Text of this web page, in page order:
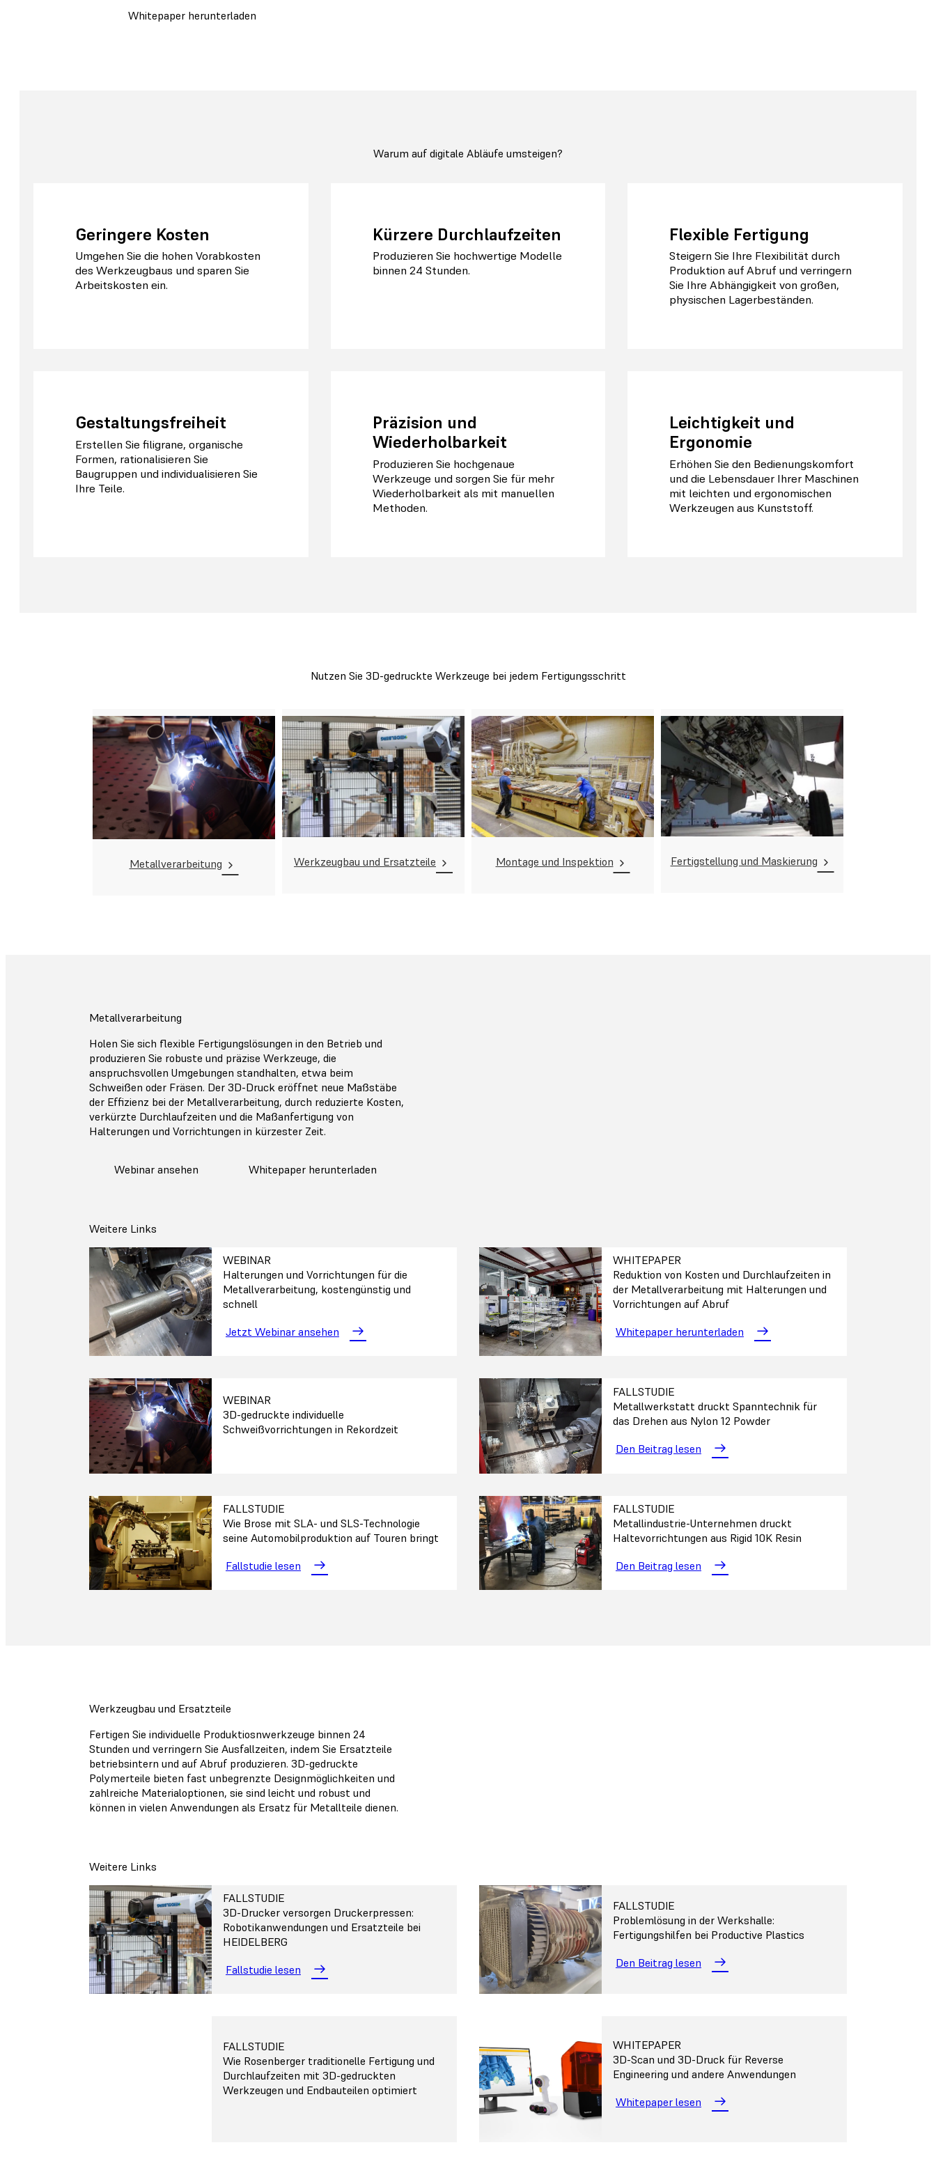
Whitepaper herunterladen
Warum auf digitale Abläufe umsteigen?
Geringere Kosten
Umgehen Sie die hohen Vorabkosten
des Werkzeugbaus und sparen Sie
Arbeitskosten ein.
Kürzere Durchlaufzeiten
Produzieren Sie hochwertige Modelle
binnen 24 Stunden.
Flexible Fertigung
Steigern Sie Ihre Flexibilität durch
Produktion auf Abruf und verringern
Sie Ihre Abhängigkeit von großen,
physischen Lagerbeständen.
Gestaltungsfreiheit
Erstellen Sie filigrane, organische
Formen, rationalisieren Sie
Baugruppen und individualisieren Sie
Ihre Teile.
Präzision und
Wiederholbarkeit
Produzieren Sie hochgenaue
Werkzeuge und sorgen Sie für mehr
Wiederholbarkeit als mit manuellen
Methoden.
Leichtigkeit und
Ergonomie
Erhöhen Sie den Bedienungskomfort
und die Lebensdauer Ihrer Maschinen
mit leichten und ergonomischen
Werkzeugen aus Kunststoff.
Nutzen Sie 3D-gedruckte Werkzeuge bei jedem Fertigungsschritt
Metallverarbeitung Werkzeugbau und Ersatzteile Montage und Inspektion Fertigstellung und Maskierung
Metallverarbeitung
Holen Sie sich flexible Fertigungslösungen in den Betrieb und
produzieren Sie robuste und präzise Werkzeuge, die
anspruchsvollen Umgebungen standhalten, etwa beim
Schweißen oder Fräsen. Der 3D-Druck eröffnet neue Maßstäbe
der Effizienz bei der Metallverarbeitung, durch reduzierte Kosten,
verkürzte Durchlaufzeiten und die Maßanfertigung von
Halterungen und Vorrichtungen in kürzester Zeit.
Webinar ansehen Whitepaper herunterladen
Weitere Links
WEBINAR
Halterungen und Vorrichtungen für die
Metallverarbeitung, kostengünstig und
schnell
Jetzt Webinar ansehen
WHITEPAPER
Reduktion von Kosten und Durchlaufzeiten in
der Metallverarbeitung mit Halterungen und
Vorrichtungen auf Abruf
Whitepaper herunterladen
WEBINAR
3D-gedruckte individuelle
Schweißvorrichtungen in Rekordzeit
FALLSTUDIE
Metallwerkstatt druckt Spanntechnik für
das Drehen aus Nylon 12 Powder
Den Beitrag lesen
FALLSTUDIE
Wie Brose mit SLA- und SLS-Technologie
seine Automobilproduktion auf Touren bringt
Fallstudie lesen
FALLSTUDIE
Metallindustrie-Unternehmen druckt
Haltevorrichtungen aus Rigid 10K Resin
Den Beitrag lesen
Werkzeugbau und Ersatzteile
Fertigen Sie individuelle Produktiosnwerkzeuge binnen 24
Stunden und verringern Sie Ausfallzeiten, indem Sie Ersatzteile
betriebsintern und auf Abruf produzieren. 3D-gedruckte
Polymerteile bieten fast unbegrenzte Designmöglichkeiten und
zahlreiche Materialoptionen, sie sind leicht und robust und
können in vielen Anwendungen als Ersatz für Metallteile dienen.
Weitere Links
FALLSTUDIE
3D-Drucker versorgen Druckerpressen:
Robotikanwendungen und Ersatzteile bei
HEIDELBERG
Fallstudie lesen
FALLSTUDIE
Problemlösung in der Werkshalle:
Fertigungshilfen bei Productive Plastics
Den Beitrag lesen
FALLSTUDIE
Wie Rosenberger traditionelle Fertigung und
Durchlaufzeiten mit 3D-gedruckten
Werkzeugen und Endbauteilen optimiert
WHITEPAPER
3D-Scan und 3D-Druck für Reverse
Engineering und andere Anwendungen
Whitepaper lesen